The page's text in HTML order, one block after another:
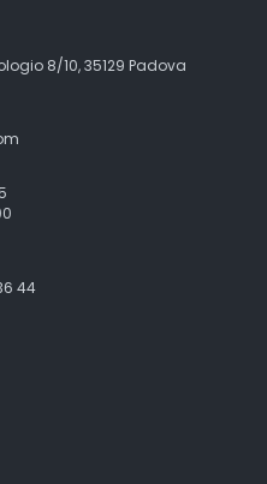
8/10, 35129 Padova
44